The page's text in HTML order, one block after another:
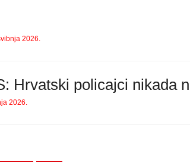
2026.
Hrvatski policajci nikada
2026.